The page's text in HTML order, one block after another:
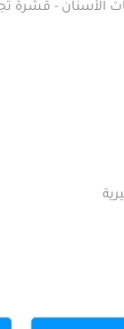
الأسنان - قشرة